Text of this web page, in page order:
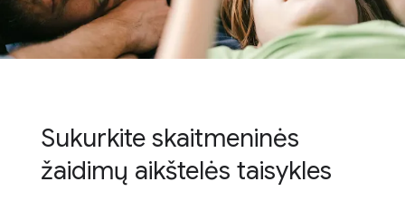
Sukurkite skaitmeninės
žaidimų aikštelės taisykles